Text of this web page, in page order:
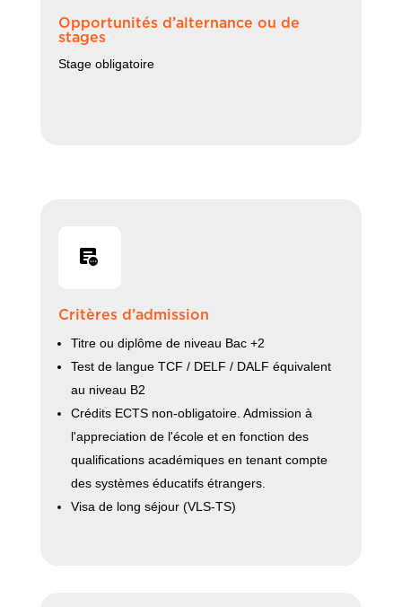
Opportunités d’alternance ou de
stages
Stage obligatoire
Critères d’admission
Titre ou diplôme de niveau Bac +2
Test de langue TCF / DELF / DALF équivalent
au niveau B2
Crédits ECTS non-obligatoire. Admission à
l'appreciation de l'école et en fonction des
qualifications académiques en tenant compte
des systèmes éducatifs étrangers.
Visa de long séjour (VLS-TS)